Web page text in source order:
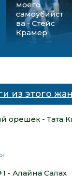
моего
самоубийст
ва - Стейс
Крамер
из этого
орешек - Тата
- Алайна Салах